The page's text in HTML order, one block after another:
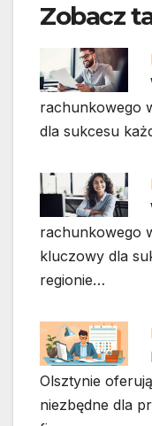
Zobacz
rachunkowego
dla sukcesu
rachunkowego
kluczowy dla
regionie…
Olsztynie
niezbędne dla